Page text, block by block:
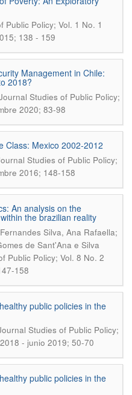
Public Policy; Vol. 1 No. 1
138 - 159
Management in Chile:
2018?
Studies of Public Policy;
2020; 83-98
Class: Mexico 2002-2012
Studies of Public Policy;
2016; 148-158
An analysis on the
the brazilian reality
Silva, Ana Rafaella;
de Sant'Ana e Silva
Public Policy; Vol. 8 No. 2
158
public policies in the
Studies of Public Policy;
- junio 2019; 50-70
public policies in the